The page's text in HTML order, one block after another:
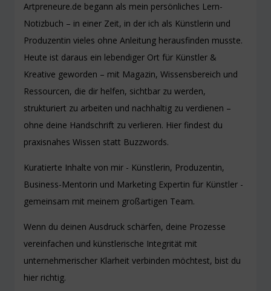
Artpreneure.de begann als mein persönliches Lern-
Notizbuch – in einer Zeit, in der ich als Künstlerin und
Produzentin vieles ohne Anleitung herausfinden musste.
Heute ist daraus ein lebendiger Ort für Künstler &
Kreative geworden – mit Magazin, Wissensbereich und
Ressourcen, die dir helfen, sichtbar zu werden,
strukturiert zu arbeiten und nachhaltig zu verdienen –
ohne deine Handschrift zu verlieren. Hier findest du
praxisnahes Wissen statt Buzzwords.
Kuratierte Inhalte von mir - Künstlerin, Produzentin,
Business-Mentorin und Marketing Expertin für Künstler -
gemeinsam mit meinem großartigen Team.
Wenn du deinen Ausdruck schärfen, deine Prozesse
vereinfachen und künstlerische Integrität mit
unternehmerischer Klarheit verbinden möchtest, bist du
hier richtig.